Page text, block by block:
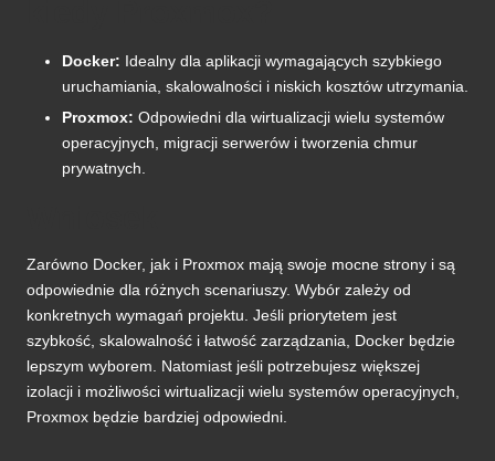
Docker: Idealny dla aplikacji wymagających szybkiego
uruchamiania, skalowalności i niskich kosztów utrzymania.
Proxmox: Odpowiedni dla wirtualizacji wielu systemów
operacyjnych, migracji serwerów i tworzenia chmur
prywatnych.
Zarówno Docker, jak i Proxmox mają swoje mocne strony i są
odpowiednie dla różnych scenariuszy. Wybór zależy od
konkretnych wymagań projektu. Jeśli priorytetem jest
szybkość, skalowalność i łatwość zarządzania, Docker będzie
lepszym wyborem. Natomiast jeśli potrzebujesz większej
izolacji i możliwości wirtualizacji wielu systemów operacyjnych,
Proxmox będzie bardziej odpowiedni.